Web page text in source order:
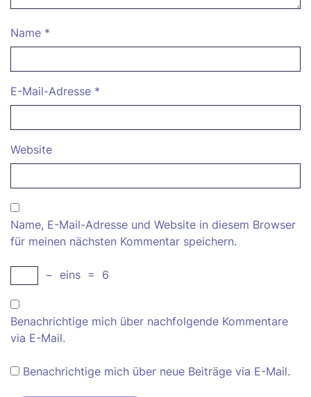
Name *
E-Mail-Adresse *
Website
Name, E-Mail-Adresse und Website in diesem Browser
für meinen nächsten Kommentar speichern.
− eins = 6
Benachrichtige mich über nachfolgende Kommentare
via E-Mail.
Benachrichtige mich über neue Beiträge via E-Mail.